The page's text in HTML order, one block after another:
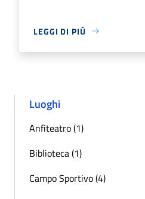
LEGGI DI PIÙ
Luoghi
Anfiteatro (1)
Biblioteca (1)
Campo Sportivo (4)